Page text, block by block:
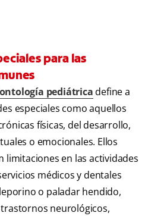
para las
pediátricadefine a
especiales como aquellos
físicas, del desarrollo,
o emocionales. Ellos
limitaciones en las actividades
médicos y dentales
o paladar hendido,
neurológicos,